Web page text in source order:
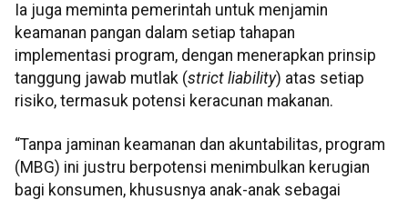
Ia juga meminta pemerintah untuk menjamin
keamanan pangan dalam setiap tahapan
implementasi program, dengan menerapkan prinsip
tanggung jawab mutlak (strict liability) atas setiap
risiko, termasuk potensi keracunan makanan.
“Tanpa jaminan keamanan dan akuntabilitas, program
(MBG) ini justru berpotensi menimbulkan kerugian
bagi konsumen, khususnya anak-anak sebagai